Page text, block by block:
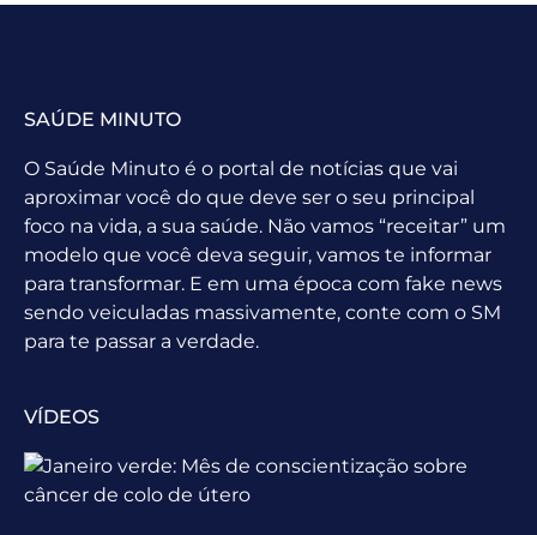
SAÚDE MINUTO
O Saúde Minuto é o portal de notícias que vai
aproximar você do que deve ser o seu principal
foco na vida, a sua saúde. Não vamos “receitar” um
modelo que você deva seguir, vamos te informar
para transformar. E em uma época com fake news
sendo veiculadas massivamente, conte com o SM
para te passar a verdade.
VÍDEOS